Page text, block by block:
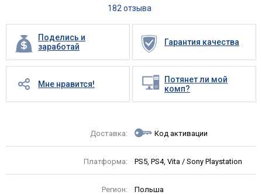
182 отзыва
Поделись и
заработай
Гарантия качества
Мне нравится!
Потянет ли мой
комп?
Доставка: Код активации
Платформа: PS5, PS4, Vita / Sony Playstation
Регион: Польша